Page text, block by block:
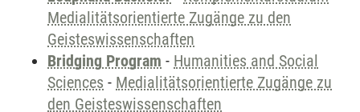
Medialitätsorientierte Zugänge zu den
Geisteswissenschaften
Bridging Program - Humanities and Social
Sciences - Medialitätsorientierte Zugänge zu
den Geisteswissenschaften